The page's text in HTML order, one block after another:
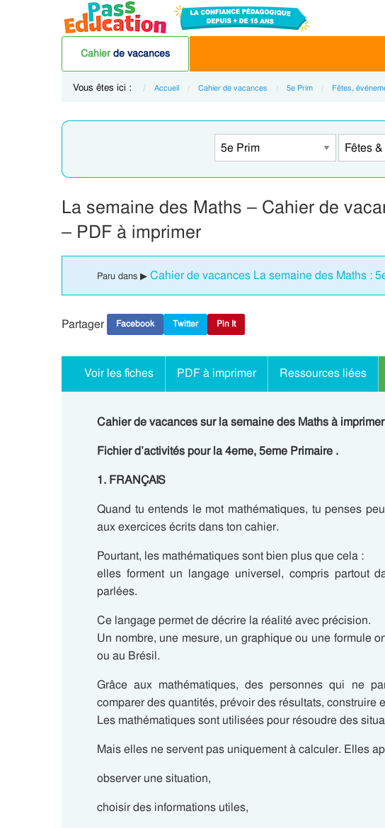
Cahier de vacances
Vous êtes ici : Accueil Cahier de vacances 5e Prim Fêtes,
La semaine des Maths – Cahier de
– PDF à imprimer
Paru dans ▶ Cahier de vacances La semaine des Maths :
Partager Facebook Twitter Pin It
Voir les fiches PDF à imprimer Ressources liées
Cahier de vacances sur la semaine des Maths à
Fichier d’activités pour la 4eme, 5eme Primaire .
1. FRANÇAIS
Quand tu entends le mot mathématiques, tu penses
aux exercices écrits dans ton cahier.
Pourtant, les mathématiques sont bien plus que cela :
elles forment un langage universel, compris partout
parlées.
Ce langage permet de décrire la réalité avec précision.
Un nombre, une mesure, un graphique ou une formule
ou au Brésil.
Grâce aux mathématiques, des personnes qui ne
comparer des quantités, prévoir des résultats, construire
Les mathématiques sont utilisées pour résoudre des
Mais elles ne servent pas uniquement à calculer. Elles
observer une situation,
choisir des informations utiles,